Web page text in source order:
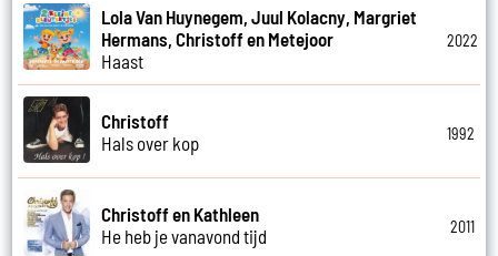
Lola Van Huynegem, Juul Kolacny, Margriet
Hermans, Christoff en Metejoor
Haast
2022
Christoff
Hals over kop
1992
Christoff en Kathleen
He heb je vanavond tijd
2011